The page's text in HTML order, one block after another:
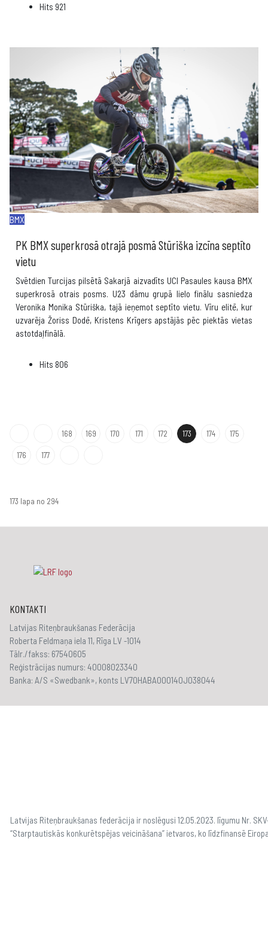
Hits 921
BMX
PK BMX superkrosā otrajā posmā Stūriška izcīna septīto
vietu
Svētdien Turcijas pilsētā Sakarjā aizvadīts UCI Pasaules kausa BMX
superkrosā otrais posms. U23 dāmu grupā lielo finālu sasniedza
Veronika Monika Stūriška, tajā ieņemot septīto vietu. Vīru elitē, kur
uzvarēja Žoriss Dodē, Kristens Krīgers apstājās pēc piektās vietas
astotdaļfinālā.
Hits 806
168 169 170 171 172 173 174 175
176 177
173 lapa no 294
KONTAKTI
Latvijas Riteņbraukšanas Federācija
Roberta Feldmaņa iela 11, Rīga LV -1014
Tālr./fakss: 67540605
Reģistrācijas numurs: 40008023340
Banka: A/S «Swedbank», konts LV70HABA000140J038044
Latvijas Riteņbraukšanas federācija ir noslēgusi 12.05.2023. līgumu Nr.
“Starptautiskās konkurētspējas veicināšana” ietvaros, ko līdzfinansē